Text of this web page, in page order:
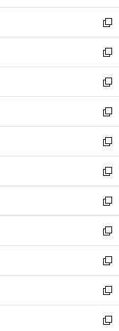
開
く
ウ
で
開
く
ン
ド
ウ
で
開
く
新
し
い
ウ
ィ
ン
ド
ウ
で
開
く
新
し
い
ウ
ィ
ン
ド
ウ
で
開
く
新
し
い
ウ
ィ
ン
ド
ウ
で
開
く
新
し
い
ウ
ィ
ン
ド
ウ
で
開
く
新
し
い
ウ
ィ
ン
ド
ウ
で
開
く
新
し
い
ウ
ィ
ン
ド
ウ
で
開
く
新
し
い
ウ
ィ
ン
ド
ウ
で
新
し
い
ウ
ィ
ン
ド
新
し
い
ウ
ィ
新
し
い
新